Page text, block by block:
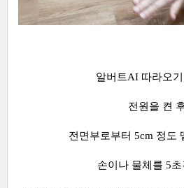
알버트AI 따라오
전원을 켠
전면부로부터 5cm 정도
손이나 물체를 5초